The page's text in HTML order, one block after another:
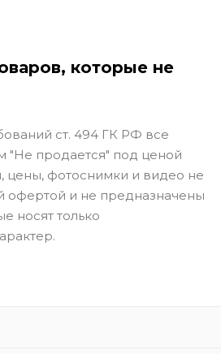
которые не
ст. 494 ГК РФ все
"Не продается" под ценой
цены, фотоснимки и видео не
офертой и не предназначены
носят только